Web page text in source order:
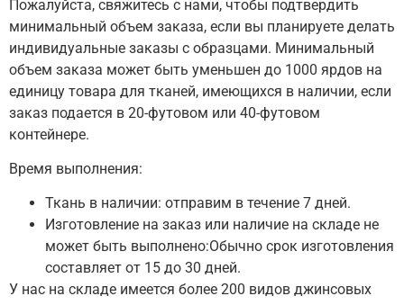
Пожалуйста, свяжитесь с нами, чтобы подтвердить
минимальный объем заказа, если вы планируете делать
индивидуальные заказы с образцами. Минимальный
объем заказа может быть уменьшен до 1000 ярдов на
единицу товара для тканей, имеющихся в наличии, если
заказ подается в 20-футовом или 40-футовом
контейнере.
Время выполнения:
Ткань в наличии: отправим в течение 7 дней.
Изготовление на заказ или наличие на складе не
может быть выполнено:Обычно срок изготовления
составляет от 15 до 30 дней.
У нас на складе имеется более 200 видов джинсовых